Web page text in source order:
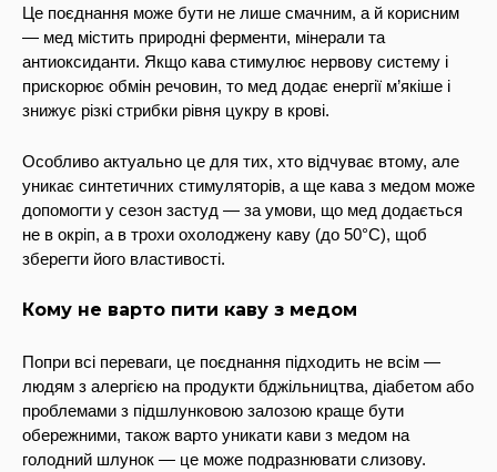
Це поєднання може бути не лише смачним, а й корисним
— мед містить природні ферменти, мінерали та
антиоксиданти. Якщо кава стимулює нервову систему і
прискорює обмін речовин, то мед додає енергії м’якіше і
знижує різкі стрибки рівня цукру в крові.
Особливо актуально це для тих, хто відчуває втому, але
уникає синтетичних стимуляторів, а ще кава з медом може
допомогти у сезон застуд — за умови, що мед додається
не в окріп, а в трохи охолоджену каву (до 50°C), щоб
зберегти його властивості.
Кому не варто пити каву з медом
Попри всі переваги, це поєднання підходить не всім —
людям з алергією на продукти бджільництва, діабетом або
проблемами з підшлунковою залозою краще бути
обережними, також варто уникати кави з медом на
голодний шлунок — це може подразнювати слизову.